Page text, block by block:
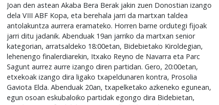
Joan den astean Akaba Bera Berak jakin zuen Donostian izango
dela VIII ABF Kopa, eta berehala jarri da martxan taldea
antolakuntza aurrera eramateko. Horren barne ordutegi fijoak
jarri ditu jadanik. Abenduak 19an jarriko da martxan senior
kategorian, arratsaldeko 18:00etan, Bidebietako Kiroldegian,
lehenengo finalerdiarekin, Itxako Reyno de Navarra eta Parc
Sagunt aurrez aurre izango diren partidan. Gero, 20:00etan,
etxekoak izango dira ligako txapeldunaren kontra, Prosolia
Gaviota Elda. Abenduak 20an, txapelketako azkeneko egunean,
egun osoan eskubaloiko partidak egongo dira Bidebietan,